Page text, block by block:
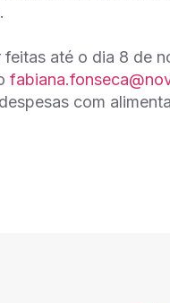
até o dia 8 de
com